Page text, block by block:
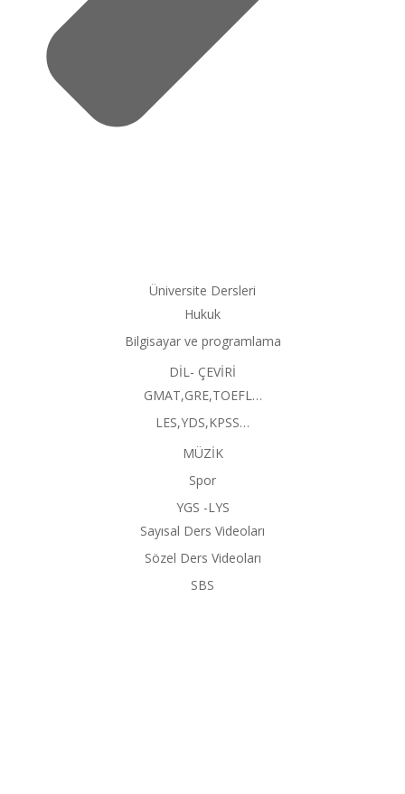
Üniversite Dersleri
Hukuk
Bilgisayar ve programlama
DİL- ÇEVİRİ
GMAT,GRE,TOEFL…
LES,YDS,KPSS…
MÜZİK
Spor
YGS -LYS
Sayısal Ders Videoları
Sözel Ders Videoları
SBS